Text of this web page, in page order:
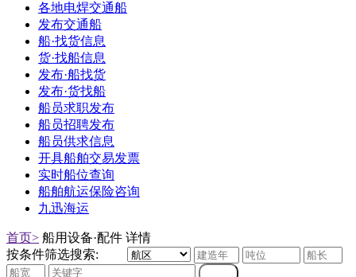
各地电焊交通船
发布交通船
船·找货信息
货·找船信息
发布·船找货
发布·货找船
船员求职发布
船员招聘发布
船员供求信息
开具船舶交易发票
实时船位查询
船舶航运保险咨询
九迅海运
首页> 船用设备·配件 详情
按条件筛选搜索: